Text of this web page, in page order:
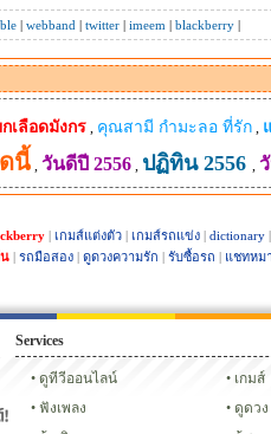
| webband | twitter| imeem | blackberry|
เลือดมังกร, คุณสามี กํามะลอ ที่รัก,
นี้, วันดีปี 2556, ปฏิทิน 2556 ,
| เกมส์แต่งตัว| เกมส์รถแข่ง| dictionary|
น | รถมือสอง | ดูดวงความรัก | รับซื้อรถ | แชทหม
Services
ดูทีวีออนไลน์
เกมส์
ฟังเพลง
ดูดวง